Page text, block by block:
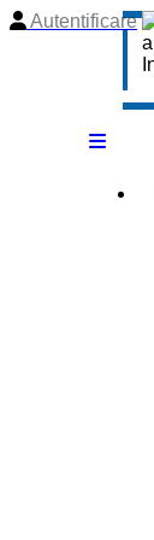
Autentificare